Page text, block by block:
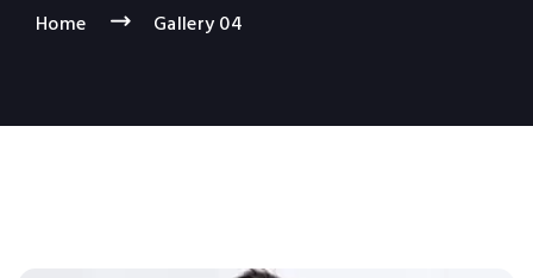
Home Gallery 04